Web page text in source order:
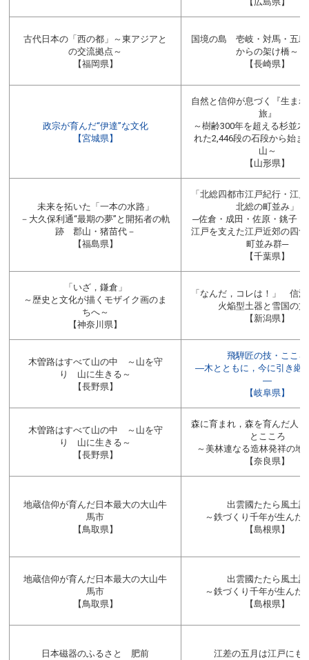
古代日本の「西の都」～東アジアと
の交流拠点～
【福岡県】
国境の島 壱岐・対馬・五
からの架け橋～
【長崎県】
政宗が育んだ“伊達”な文化
【宮城県】
自然と信仰が息づく『生ま
旅』
～樹齢300年を超える杉並木
れた2,446段の石段から始ま
山～
【山形県】
未来を拓いた「一本の水路」
－大久保利通“最期の夢”と開拓者の軌
跡 郡山・猪苗代－
【福島県】
「北総四都市江戸紀行・江
北総の町並み」
─佐倉・成田・佐原・銚子：
江戸を支えた江戸近郊の四
町並み群─
【千葉県】
「いざ，鎌倉」
～歴史と文化が描くモザイク画のま
ちへ～
【神奈川県】
「なんだ，コレは！」 信
火焔型土器と雪国の
【新潟県】
木曽路はすべて山の中 ～山を守
り 山に生きる～
【長野県】
飛騨匠の技・こころ
―木とともに，今に引き継
―
【岐阜県】
木曽路はすべて山の中 ～山を守
り 山に生きる～
【長野県】
森に育まれ，森を育んだ人
とこころ
～美林連なる造林発祥の地
【奈良県】
地蔵信仰が育んだ日本最大の大山牛
馬市
【鳥取県】
出雲國たたら風土記
～鉄づくり千年が生んだ
【島根県】
地蔵信仰が育んだ日本最大の大山牛
馬市
【鳥取県】
出雲國たたら風土記
～鉄づくり千年が生んだ
【島根県】
日本磁器のふるさと 肥前
江差の五月は江戸にも